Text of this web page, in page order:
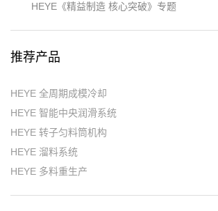
HEYE《精益制造 核心突破》专题
推荐产品
HEYE 全周期成模冷却
HEYE 智能中央润滑系统
HEYE 转子匀料筒机构
HEYE 溜料系统
HEYE 多料重生产